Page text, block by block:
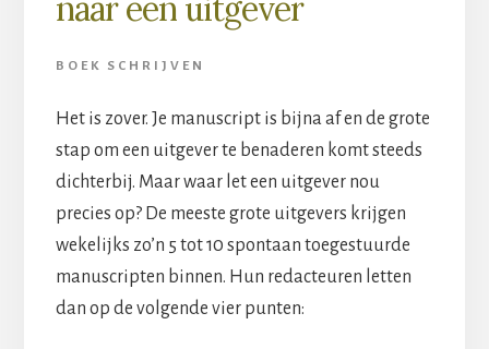
naar een uitgever
BOEK SCHRIJVEN
Het is zover. Je manuscript is bijna af en de grote
stap om een uitgever te benaderen komt steeds
dichterbij. Maar waar let een uitgever nou
precies op? De meeste grote uitgevers krijgen
wekelijks zo’n 5 tot 10 spontaan toegestuurde
manuscripten binnen. Hun redacteuren letten
dan op de volgende vier punten: